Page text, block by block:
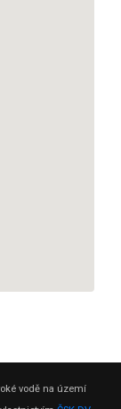
vodě na území